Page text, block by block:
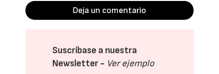
Deja un comentario
Suscríbase a nuestra
Newsletter - Ver ejemplo